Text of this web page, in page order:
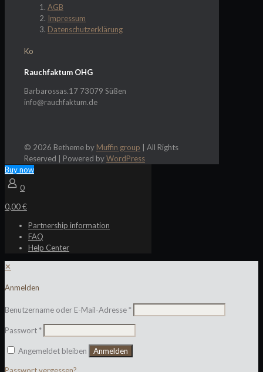
AGB
Impressum
Datenschutzerklärung
Ko
Rauchfaktum OHG
Barbarossas.17 73079 Süßen
info@rauchfaktum.de
© 2026 Betheme by Muffin group | All Rights
Reserved | Powered byWordPress
Buy now
0
0,00 €
Partnership information
FAQ
Help Center
✕
Anmelden
Benutzername oder E-Mail-Adresse*
Passwort*
Angemeldet bleiben Anmelden